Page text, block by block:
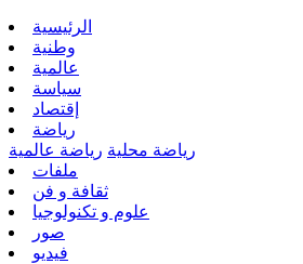
الرئيسية
وطنية
عالمية
سياسة
إقتصاد
رياضة
رياضة محلية رياضة عالمية
ملفات
ثقافة و فن
علوم و تكنولوجيا
صور
فيديو